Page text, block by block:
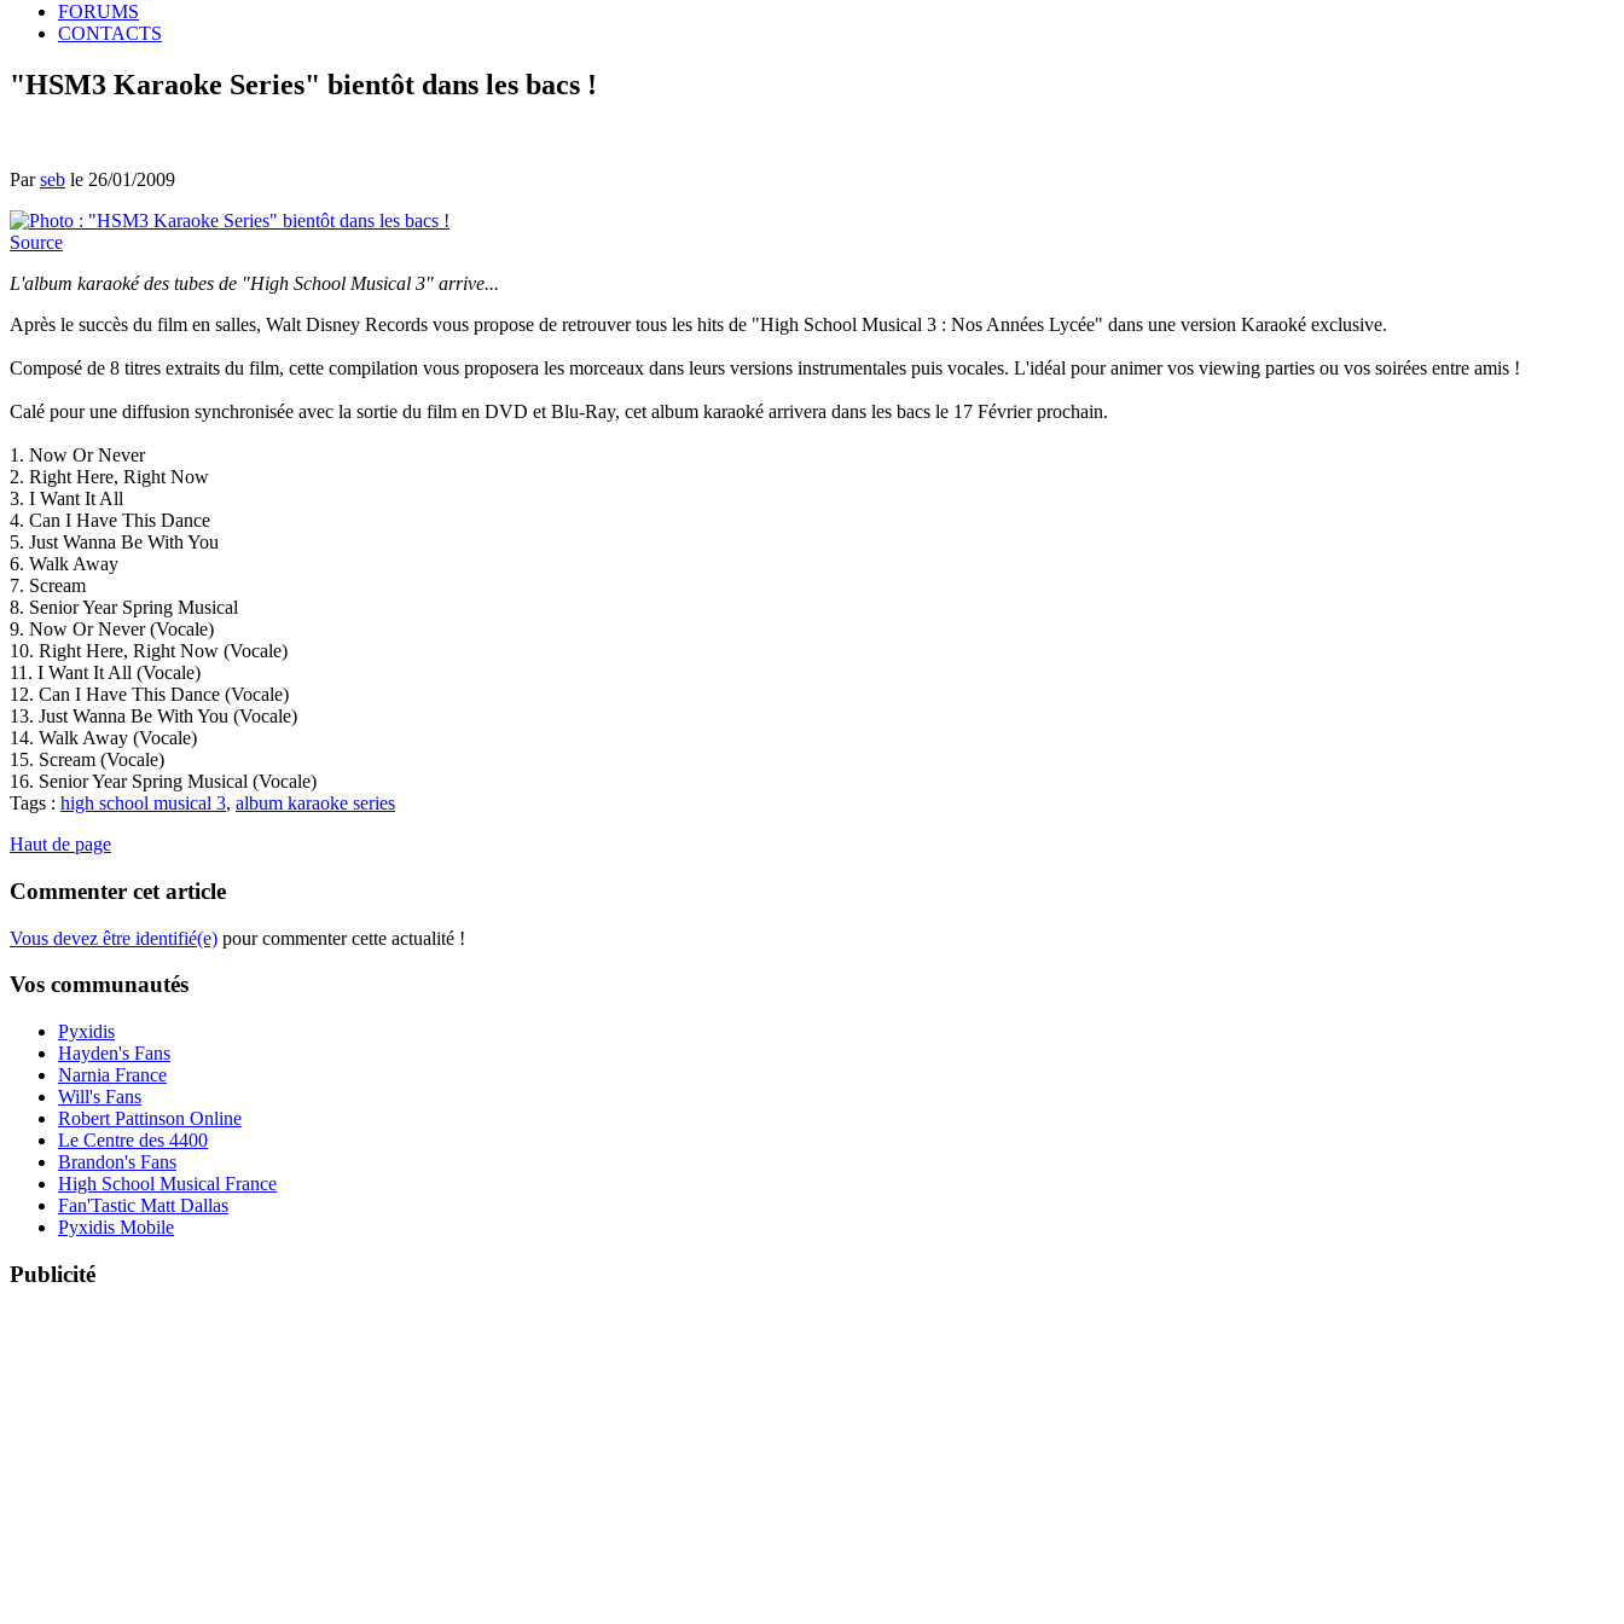
FORUMS
CONTACTS
"HSM3 Karaoke Series" bientôt dans les bacs !
Parseb le 26/01/2009
Source
L'album karaoké des tubes de "High School Musical 3" arrive...
Après le succès du film en salles, Walt Disney Records vous propose de retrouver tous les hits de "High School Musical 3 : Nos Années Lycée" dans une version Karaoké exclusive.
Composé de 8 titres extraits du film, cette compilation vous proposera les morceaux dans leurs versions instrumentales puis vocales. L'idéal pour animer vos viewing parties ou vos soirées entre amis !
Calé pour une diffusion synchronisée avec la sortie du film en DVD et Blu-Ray, cet album karaoké arrivera dans les bacs le 17 Février prochain.
1. Now Or Never
2. Right Here, Right Now
3. I Want It All
4. Can I Have This Dance
5. Just Wanna Be With You
6. Walk Away
7. Scream
8. Senior Year Spring Musical
9. Now Or Never (Vocale)
10. Right Here, Right Now (Vocale)
11. I Want It All (Vocale)
12. Can I Have This Dance (Vocale)
13. Just Wanna Be With You (Vocale)
14. Walk Away (Vocale)
15. Scream (Vocale)
16. Senior Year Spring Musical (Vocale)
Tags : high school musical 3, album karaoke series
Haut de page
Commenter cet article
Vous devez être identifié(e) pour commenter cette actualité !
Vos communautés
Pyxidis
Hayden's Fans
Narnia France
Will's Fans
Robert Pattinson Online
Le Centre des 4400
Brandon's Fans
High School Musical France
Fan'Tastic Matt Dallas
Pyxidis Mobile
Publicité